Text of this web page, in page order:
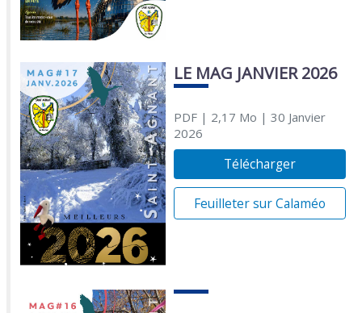
LE MAG JANVIER 2026
PDF| 2,17 Mo | 30 Janvier
2026
Télécharger
Feuilleter sur Calaméo